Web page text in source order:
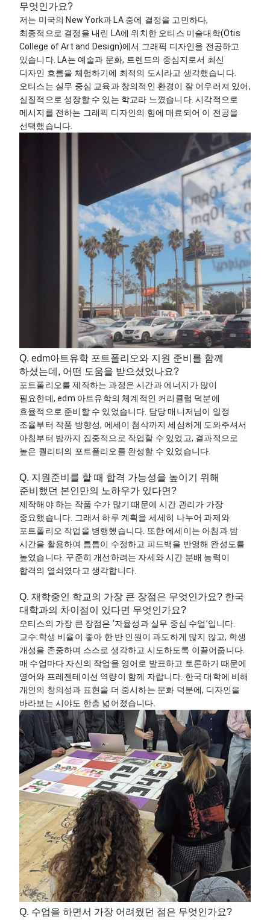
무엇인가요?
저는 미국의 New York과 LA 중에 결정을 고민하다,
최종적으로 결정을 내린 LA에 위치한 오티스 미술대학(Otis
College of Art and Design)에서 그래픽 디자인을 전공하고
있습니다. LA는 예술과 문화, 트렌드의 중심지로서 최신
디자인 흐름을 체험하기에 최적의 도시라고 생각했습니다.
오티스는 실무 중심 교육과 창의적인 환경이 잘 어우러져 있어,
실질적으로 성장할 수 있는 학교라 느꼈습니다. 시각적으로
메시지를 전하는 그래픽 디자인의 힘에 매료되어 이 전공을
선택했습니다.
Q. edm아트유학 포트폴리오와 지원 준비를 함께
하셨는데, 어떤 도움을 받으셨었나요?
포트폴리오를 제작하는 과정은 시간과 에너지가 많이
필요한데, edm 아트유학의 체계적인 커리큘럼 덕분에
효율적으로 준비할 수 있었습니다. 담당 매니저님이 일정
조율부터 작품 방향성, 에세이 첨삭까지 세심하게 도와주셔서
아침부터 밤까지 집중적으로 작업할 수 있었고, 결과적으로
높은 퀄리티의 포트폴리오를 완성할 수 있었습니다.
Q. 지원준비를 할 때 합격 가능성을 높이기 위해
준비했던 본인만의 노하우가 있다면?
제작해야 하는 작품 수가 많기 때문에 시간 관리가 가장
중요했습니다. 그래서 하루 계획을 세세히 나누어 과제와
포트폴리오 작업을 병행했습니다. 또한 에세이는 아침과 밤
시간을 활용하여 틈틈이 수정하고 피드백을 반영해 완성도를
높였습니다. 꾸준히 개선하려는 자세와 시간 분배 능력이
합격의 열쇠였다고 생각합니다.
Q. 재학중인 학교의 가장 큰 장점은 무엇인가요? 한국
대학과의 차이점이 있다면 무엇인가요?
오티스의 가장 큰 장점은 ‘자율성과 실무 중심 수업’입니다.
교수:학생 비율이 좋아 한 반 인원이 과도하게 많지 않고, 학생
개성을 존중하며 스스로 생각하고 시도하도록 이끌어줍니다.
매 수업마다 자신의 작업을 영어로 발표하고 토론하기 때문에
영어와 프레젠테이션 역량이 함께 자랍니다. 한국 대학에 비해
개인의 창의성과 표현을 더 중시하는 문화 덕분에, 디자인을
바라보는 시야도 한층 넓어졌습니다.
Q. 수업을 하면서 가장 어려웠던 점은 무엇인가요?